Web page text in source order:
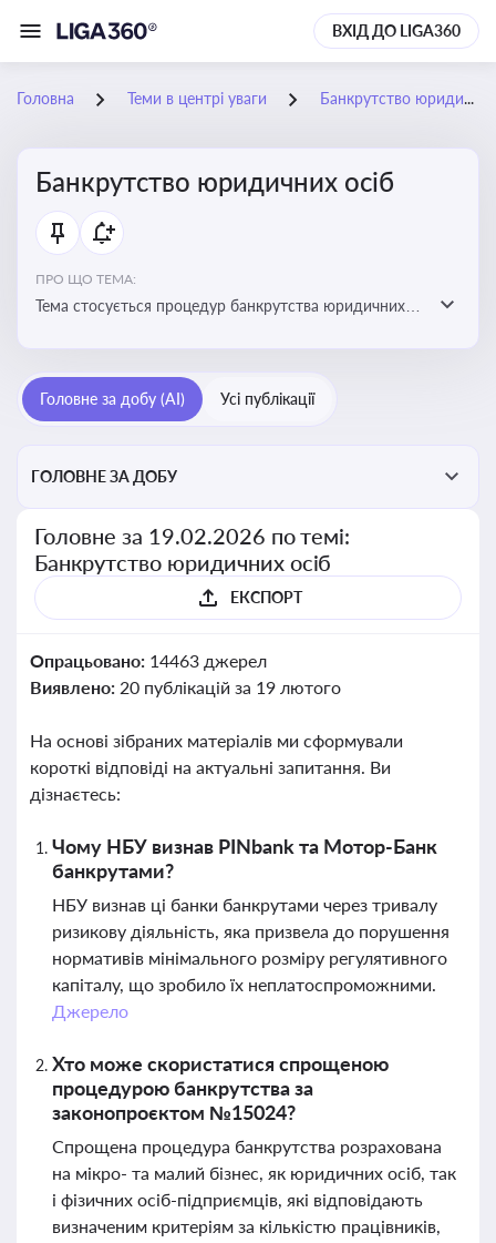
ВХІД ДО LIGA360
Головна Теми в центрі уваги Банкрутство юридичних осіб
Банкрутство юридичних осіб
ПРО ЩО ТЕМА:
Тема стосується процедур банкрутства юридичних
Головне за добу (AI) Усі публікації
ГОЛОВНЕ ЗА ДОБУ
Головне за 19.02.2026 по темі:
Банкрутство юридичних осіб
ЕКСПОРТ
Опрацьовано: 14463 джерел
Виявлено: 20 публікацій за 19 лютого
На основі зібраних матеріалів ми сформували
короткі відповіді на актуальні запитання. Ви
дізнаєтесь:
Чому НБУ визнав PINbank та Мотор-Банк
банкрутами?
НБУ визнав ці банки банкрутами через тривалу
ризикову діяльність, яка призвела до порушення
нормативів мінімального розміру регулятивного
капіталу, що зробило їх неплатоспроможними.
Джерело
Хто може скористатися спрощеною
процедурою банкрутства за
законопроєктом №15024?
Спрощена процедура банкрутства розрахована
на мікро- та малий бізнес, як юридичних осіб, так
і фізичних осіб-підприємців, які відповідають
визначеним критеріям за кількістю працівників,